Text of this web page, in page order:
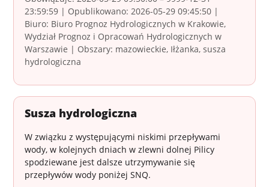
23:59:59 | Opublikowano: 2026-05-29 09:45:50 |
Biuro: Biuro Prognoz Hydrologicznych w Krakowie,
Wydział Prognoz i Opracowań Hydrologicznych w
Warszawie | Obszary: mazowieckie, Iłżanka, susza
hydrologiczna
Susza hydrologiczna
W związku z występującymi niskimi przepływami
wody, w kolejnych dniach w zlewni dolnej Pilicy
spodziewane jest dalsze utrzymywanie się
przepływów wody poniżej SNQ.